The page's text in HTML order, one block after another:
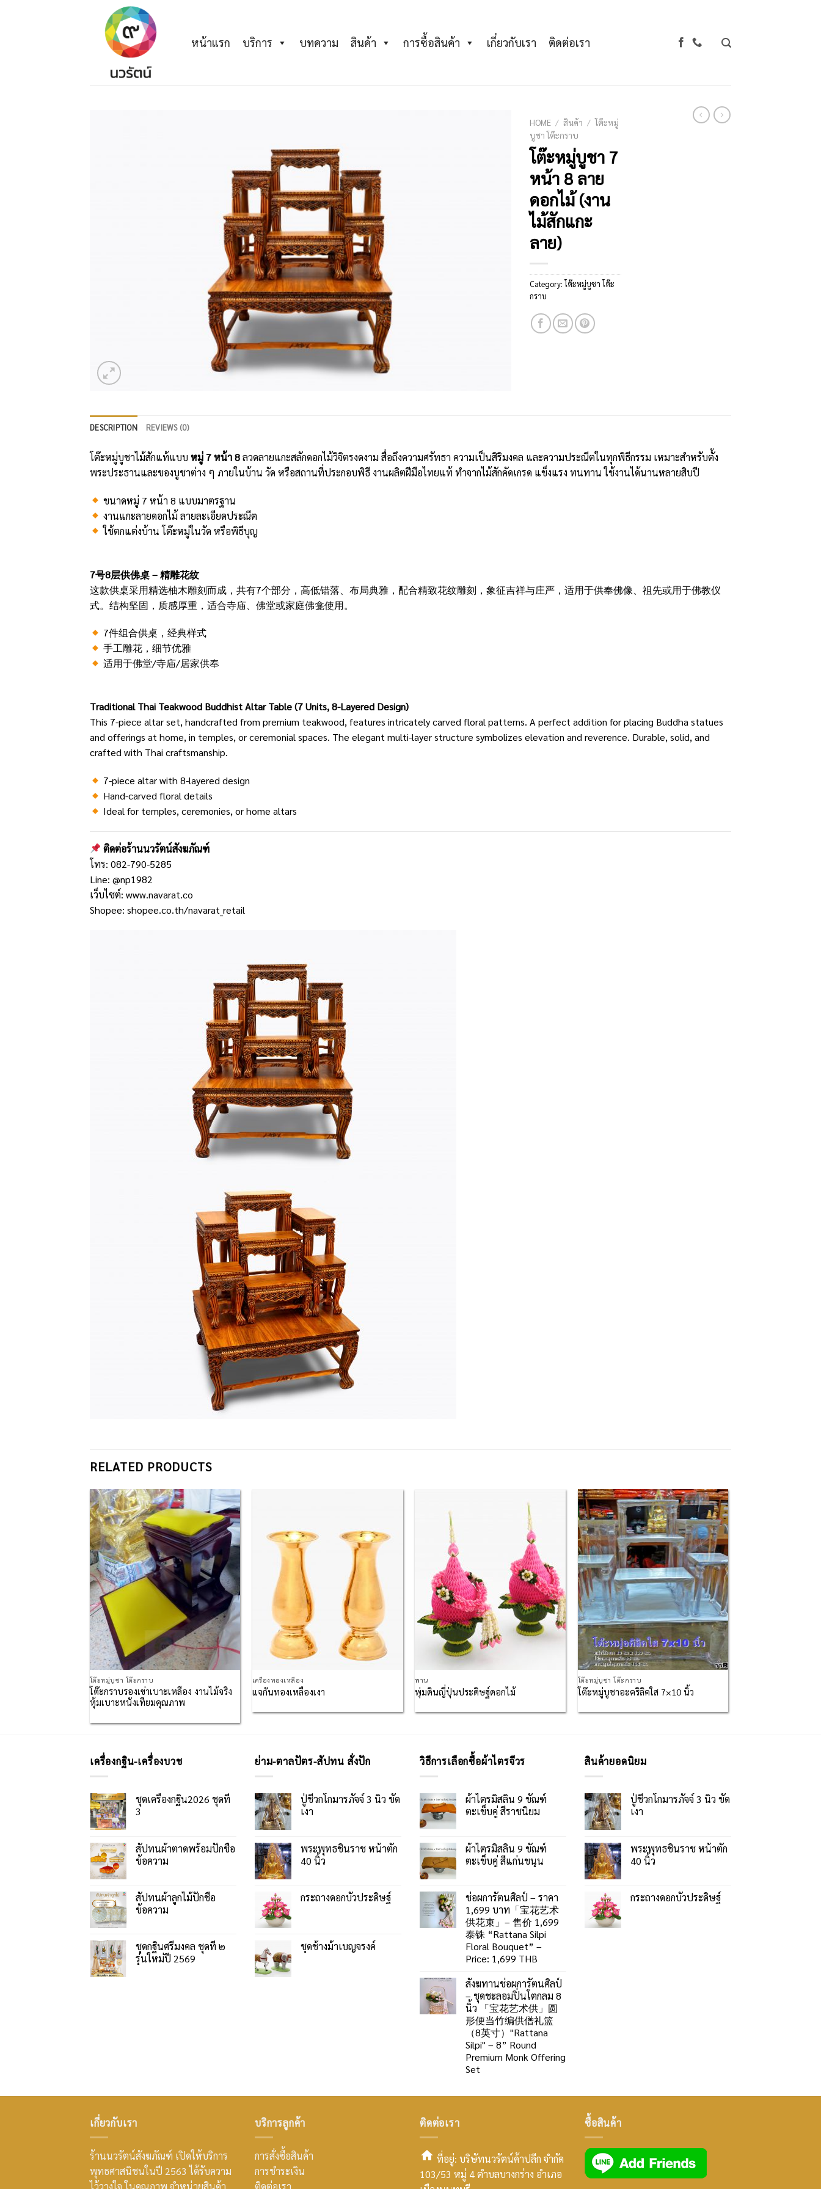
หน้าแรก บริการ บทความ สินค้า การซื้อสินค้า เกี่ยวกับเรา ติดต่อเรา
HOME / สินค้า / โต๊ะหมู่
บูชา โต๊ะกราบ
โต๊ะหมู่บูชา 7
หน้า 8 ลาย
ดอกไม้ (งาน
ไม้สักแกะ
ลาย)
Category:โต๊ะหมู่บูชา โต๊ะ
กราบ
DESCRIPTION REVIEWS (0)
โต๊ะหมู่บูชาไม้สักแท้แบบ หมู่ 7 หน้า 8ลวดลายแกะสลักดอกไม้วิจิตรงดงาม สื่อถึงความศรัทธา ความเป็นสิริมงคล และความประณีตในทุกพิธีกรรม เหมาะสำหรับตั้ง
พระประธานและของบูชาต่าง ๆ ภายในบ้าน วัด หรือสถานที่ประกอบพิธี งานผลิตฝีมือไทยแท้ ทำจากไม้สักคัดเกรด แข็งแรง ทนทาน ใช้งานได้นานหลายสิบปี
ขนาดหมู่ 7 หน้า 8 แบบมาตรฐาน
งานแกะลายดอกไม้ ลายละเอียดประณีต
ใช้ตกแต่งบ้าน โต๊ะหมู่ในวัด หรือพิธีบุญ
7号8层供佛桌 – 精雕花纹
这款供桌采用精选柚木雕刻而成，共有7个部分，高低错落、布局典雅，配合精致花纹雕刻，象征吉祥与庄严，适用于供奉佛像、祖先或用于佛教仪
式。结构坚固，质感厚重，适合寺庙、佛堂或家庭佛龛使用。
7件组合供桌，经典样式
手工雕花，细节优雅
适用于佛堂/寺庙/居家供奉
Traditional Thai Teakwood Buddhist Altar Table (7 Units, 8-Layered Design)
This 7-piece altar set, handcrafted from premium teakwood, features intricately carved floral patterns. A perfect addition for placing Buddha statues
and offerings at home, in temples, or ceremonial spaces. The elegant multi-layer structure symbolizes elevation and reverence. Durable, solid, and
crafted with Thai craftsmanship.
7-piece altar with 8-layered design
Hand-carved floral details
Ideal for temples, ceremonies, or home altars
ติดต่อร้านนวรัตน์สังฆภัณฑ์
โทร: 082-790-5285
Line: @np1982
เว็บไซต์: www.navarat.co
Shopee: shopee.co.th/navarat_retail
RELATED PRODUCTS
Add to
Wishlist
โต๊ะหมู่บูชา โต๊ะกราบ
โต๊ะกราบรองเข่าเบาะเหลือง งานไม้จริง
หุ้มเบาะหนังเทียมคุณภาพ
Wishlist
เครื่องทองเหลือง
แจกันทองเหลืองเงา
Wishlist
พาน
พุ่มดินญี่ปุ่นประดิษฐ์ดอกไม้
Add to
Wishlist
โต๊ะหมู่บูชา โต๊ะกราบ
โต๊ะหมู่บูชาอะคริลิคใส 7×10 นิ้ว
เครื่องกฐิน-เครื่องบวช
ชุดเครื่องกฐิน2026 ชุดที่
3
สัปทนผ้าตาดพร้อมปักชื่อ
ข้อความ
สัปทนผ้าลูกไม้ปักชื่อ
ข้อความ
ชุดกฐินศรีมงคล ชุดที่ ๒
รุ่นใหม่ปี 2569
ย่าม-ตาลปัตร-สัปทน สั่งปัก
ปู่ชีวกโกมารภัจจ์ 3 นิ้ว ขัด
เงา
พระพุทธชินราช หน้าตัก
40 นิ้ว
กระถางดอกบัวประดิษฐ์
ชุดช้างม้าเบญจรงค์
วิธีการเลือกซื้อผ้าไตรจีวร
ผ้าไตรมิสลิน 9 ขัณฑ์
ตะเข็บคู่ สีราชนิยม
ผ้าไตรมิสลิน 9 ขัณฑ์
ตะเข็บคู่ สีแก่นขนุน
ช่อผการัตนศิลป์ – ราคา
1,699 บาท「宝花艺术
供花束」– 售价 1,699
泰铢 “Rattana Silpi
Floral Bouquet” –
Price: 1,699 THB
สังฆทานช่อผการัตนศิลป์
– ชุดชะลอมปิ่นโตกลม 8
นิ้ว 「宝花艺术供」圆
形便当竹编供僧礼篮
（8英寸）"Rattana
Silpi" – 8” Round
Premium Monk Offering
Set
สินค้ายอดนิยม
ปู่ชีวกโกมารภัจจ์ 3 นิ้ว ขัด
เงา
พระพุทธชินราช หน้าตัก
40 นิ้ว
กระถางดอกบัวประดิษฐ์
เกี่ยวกับเรา
ร้านนวรัตน์สังฆภัณฑ์ เปิดให้บริการ
พุทธศาสนิชนในปี 2563 ได้รับความ
ไว้วางใจ ในคุณภาพ จำหน่ายสินค้า
บริการลูกค้า
การสั่งซื้อสินค้า
การชำระเงิน
ติดต่อเรา
ติดต่อเรา
smt2
ที่อยู่: บริษัทนวรัตน์ค้าปลีก จำกัด
103/53 หมู่ 4 ตำบลบางกร่าง อำเภอ
ซื้อสินค้า